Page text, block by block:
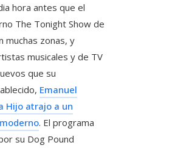
hora antes que el
The Tonight Show de
muchas zonas, y
musicales y de TV
que su
Emanuel
Hijo atrajo a un
. El programa
su Dog Pound